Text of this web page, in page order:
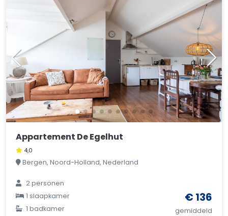
Appartement De Egelhut
4,0
Bergen, Noord-Holland, Nederland
2 personen
1 slaapkamer
1 badkamer
€ 136
gemiddeld